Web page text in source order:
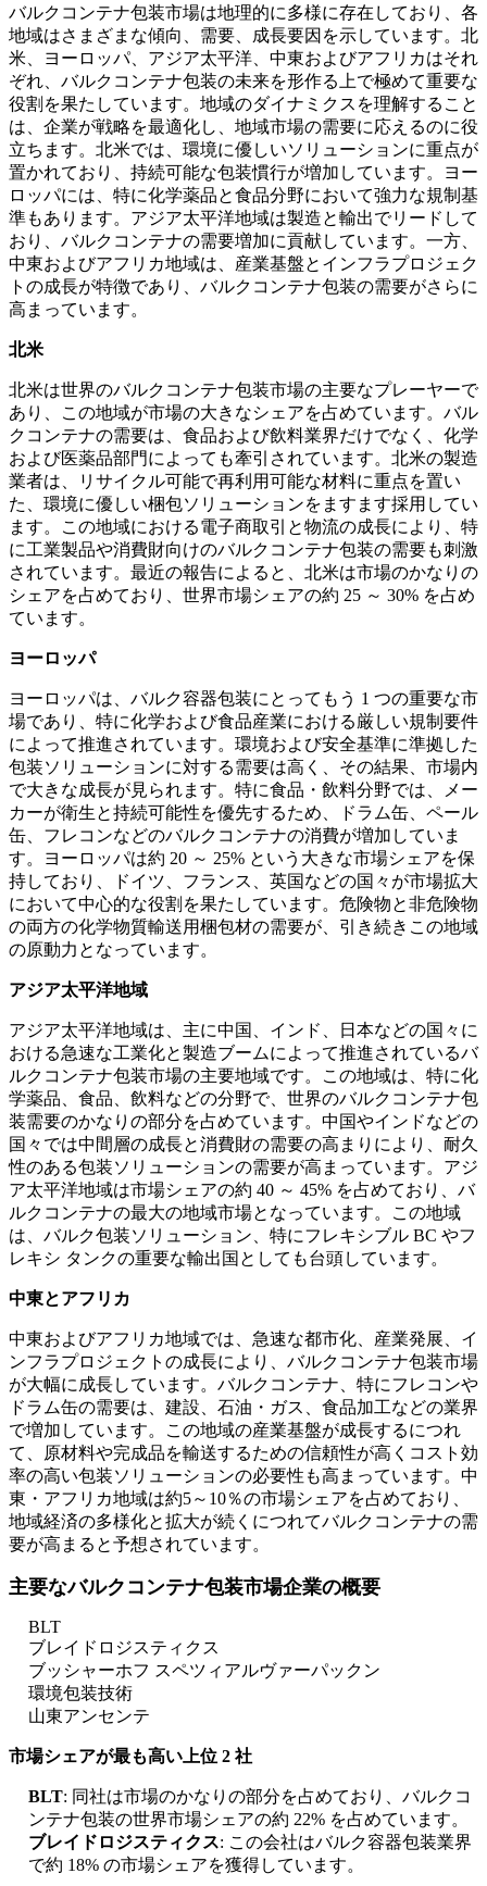
バルクコンテナ包装市場は地理的に多様に存在しており、各
地域はさまざまな傾向、需要、成長要因を示しています。北
米、ヨーロッパ、アジア太平洋、中東およびアフリカはそれ
ぞれ、バルクコンテナ包装の未来を形作る上で極めて重要な
役割を果たしています。地域のダイナミクスを理解すること
は、企業が戦略を最適化し、地域市場の需要に応えるのに役
立ちます。北米では、環境に優しいソリューションに重点が
置かれており、持続可能な包装慣行が増加しています。ヨー
ロッパには、特に化学薬品と食品分野において強力な規制基
準もあります。アジア太平洋地域は製造と輸出でリードして
おり、バルクコンテナの需要増加に貢献しています。一方、
中東およびアフリカ地域は、産業基盤とインフラプロジェク
トの成長が特徴であり、バルクコンテナ包装の需要がさらに
高まっています。
北米
北米は世界のバルクコンテナ包装市場の主要なプレーヤーで
あり、この地域が市場の大きなシェアを占めています。バル
クコンテナの需要は、食品および飲料業界だけでなく、化学
および医薬品部門によっても牽引されています。北米の製造
業者は、リサイクル可能で再利用可能な材料に重点を置い
た、環境に優しい梱包ソリューションをますます採用してい
ます。この地域における電子商取引と物流の成長により、特
に工業製品や消費財向けのバルクコンテナ包装の需要も刺激
されています。最近の報告によると、北米は市場のかなりの
シェアを占めており、世界市場シェアの約 25 ～ 30% を占め
ています。
ヨーロッパ
ヨーロッパは、バルク容器包装にとってもう 1 つの重要な市
場であり、特に化学および食品産業における厳しい規制要件
によって推進されています。環境および安全基準に準拠した
包装ソリューションに対する需要は高く、その結果、市場内
で大きな成長が見られます。特に食品・飲料分野では、メー
カーが衛生と持続可能性を優先するため、ドラム缶、ペール
缶、フレコンなどのバルクコンテナの消費が増加していま
す。ヨーロッパは約 20 ～ 25% という大きな市場シェアを保
持しており、ドイツ、フランス、英国などの国々が市場拡大
において中心的な役割を果たしています。危険物と非危険物
の両方の化学物質輸送用梱包材の需要が、引き続きこの地域
の原動力となっています。
アジア太平洋地域
アジア太平洋地域は、主に中国、インド、日本などの国々に
おける急速な工業化と製造ブームによって推進されているバ
ルクコンテナ包装市場の主要地域です。この地域は、特に化
学薬品、食品、飲料などの分野で、世界のバルクコンテナ包
装需要のかなりの部分を占めています。中国やインドなどの
国々では中間層の成長と消費財の需要の高まりにより、耐久
性のある包装ソリューションの需要が高まっています。アジ
ア太平洋地域は市場シェアの約 40 ～ 45% を占めており、バ
ルクコンテナの最大の地域市場となっています。この地域
は、バルク包装ソリューション、特にフレキシブル BC やフ
レキシ タンクの重要な輸出国としても台頭しています。
中東とアフリカ
中東およびアフリカ地域では、急速な都市化、産業発展、イ
ンフラプロジェクトの成長により、バルクコンテナ包装市場
が大幅に成長しています。バルクコンテナ、特にフレコンや
ドラム缶の需要は、建設、石油・ガス、食品加工などの業界
で増加しています。この地域の産業基盤が成長するにつれ
て、原材料や完成品を輸送するための信頼性が高くコスト効
率の高い包装ソリューションの必要性も高まっています。中
東・アフリカ地域は約5～10％の市場シェアを占めており、
地域経済の多様化と拡大が続くにつれてバルクコンテナの需
要が高まると予想されています。
主要なバルクコンテナ包装市場企業の概要
BLT
ブレイドロジスティクス
ブッシャーホフ スペツィアルヴァーパックン
環境包装技術
山東アンセンテ
市場シェアが最も高い上位 2 社
BLT: 同社は市場のかなりの部分を占めており、バルクコ
ンテナ包装の世界市場シェアの約 22% を占めています。
ブレイドロジスティクス: この会社はバルク容器包装業界
で約 18% の市場シェアを獲得しています。